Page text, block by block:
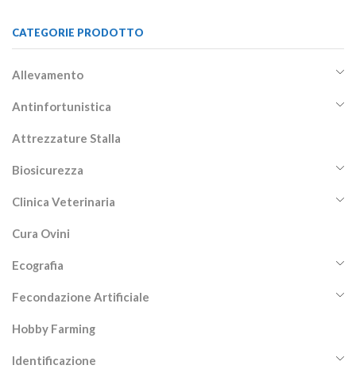
CATEGORIE PRODOTTO
Allevamento
Antinfortunistica
Attrezzature Stalla
Biosicurezza
Clinica Veterinaria
Cura Ovini
Ecografia
Fecondazione Artificiale
Hobby Farming
Identificazione